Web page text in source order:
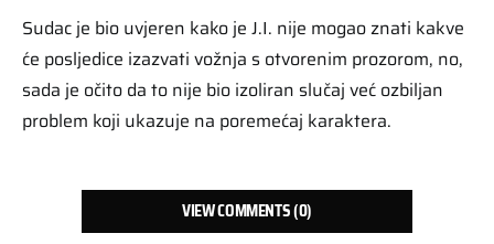
Sudac je bio uvjeren kako je J.I. nije mogao znati kakve
će posljedice izazvati vožnja s otvorenim prozorom, no,
sada je očito da to nije bio izoliran slučaj već ozbiljan
problem koji ukazuje na poremećaj karaktera.
VIEW COMMENTS (0)